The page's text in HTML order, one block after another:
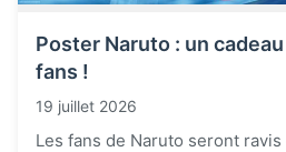
Poster Naruto : un
fans !
19 juillet 2026
Les fans de Naruto seront